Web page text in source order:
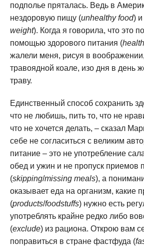
подполье пряталась. Ведь в
нездоровую пищу (unhealthy food) и
weight). Когда я говорила, что это
помощью здорового питания (
жалели меня, рисуя в
травоядной коале, изо дня в день
траву.
Единственный способ сохранить
что не любишь, пить то, что не
что не хочется делать, – сказал
себе не согласиться с великим
питание – это не употребление
обед и ужин и не пропуск приемов
(skipping/missing meals), а
оказывает еда на организм, какие
(products/foodstuffs) нужно есть
употреблять крайне редко либо
(exclude) из рациона. Открою вам
поправиться в стране фастфуда (